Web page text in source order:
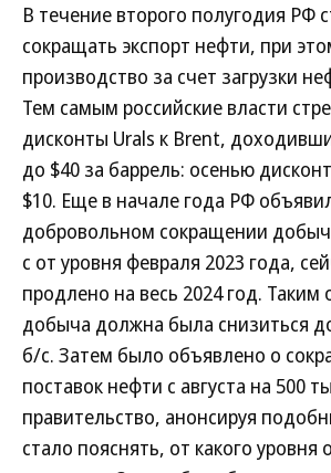
В течение второго полугодия РФ
сокращать экспорт нефти, при
производство за счет загрузки
Тем самым российские власти
дисконты Urals к Brent,
до $40 за баррель: осенью
$10. Еще в начале года РФ
добровольном сокращении
с от уровня февраля 2023 года,
продлено на весь 2024 год. Таким
добыча должна была снизиться
б/с. Затем было объявлено о
поставок нефти с августа на 500
правительство, анонсируя
стало пояснять, от какого уровня